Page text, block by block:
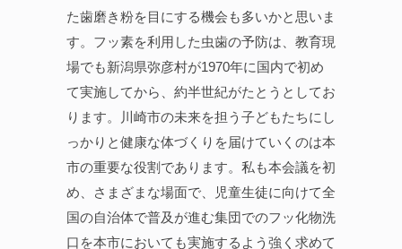
た歯磨き粉を目にする機会も多いかと思いま
す。フッ素を利用した虫歯の予防は、教育現
場でも新潟県弥彦村が1970年に国内で初め
て実施してから、約半世紀がたとうとしてお
ります。川崎市の未来を担う子どもたちにし
っかりと健康な体づくりを届けていくのは本
市の重要な役割であります。私も本会議を初
め、さまざまな場面で、児童生徒に向けて全
国の自治体で普及が進む集団でのフッ化物洗
口を本市においても実施するよう強く求めて